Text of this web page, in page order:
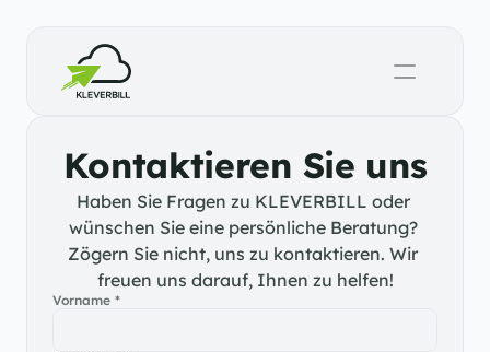
Kontaktieren Sie uns
Haben Sie Fragen zu KLEVERBILL oder
wünschen Sie eine persönliche Beratung?
Zögern Sie nicht, uns zu kontaktieren. Wir
freuen uns darauf, Ihnen zu helfen!
Vorname *